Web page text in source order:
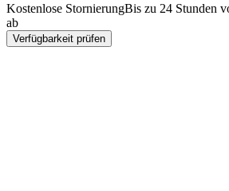
Kostenlose StornierungBis zu 24 Stunden
ab
Verfügbarkeit prüfen